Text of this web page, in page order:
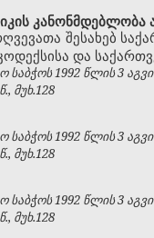
კანონმდებლობა
შესახებ
და
საბჭოს 1992 წლის 3
მუხ.128
საბჭოს 1992 წლის 3
მუხ.128
საბჭოს 1992 წლის 3
მუხ.128